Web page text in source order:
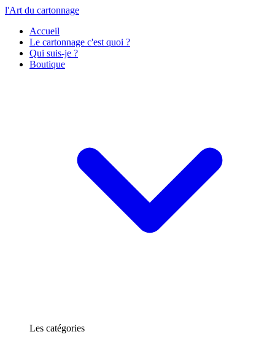
l'Art du cartonnage
Accueil
Le cartonnage c'est quoi ?
Qui suis-je ?
Boutique
Les catégories